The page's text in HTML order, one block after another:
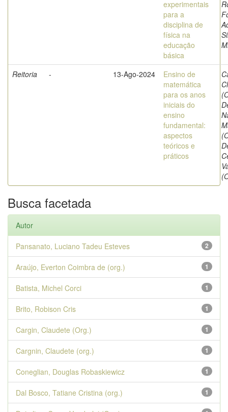
experimentais
para a
disciplina de
física na
educação
básica
Reitoria - 13-Ago-2024
Ensino de
matemática
para os anos
iniciais do
ensino
fundamental:
aspectos
teóricos e
práticos
Busca facetada
Autor
2
Pansanato, Luciano Tadeu Esteves
1
Araújo, Everton Coimbra de (org.)
1
Batista, Michel Corci
1
Brito, Robison Cris
1
Cargin, Claudete (Org.)
1
Cargnin, Claudete (org.)
1
Coneglian, Douglas Robaskiewicz
1
Dal Bosco, Tatiane Cristina (org.)